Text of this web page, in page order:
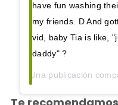
have fun washing
my friends. D And
vid, baby Tia is like,
daddy" ?
Una publicación